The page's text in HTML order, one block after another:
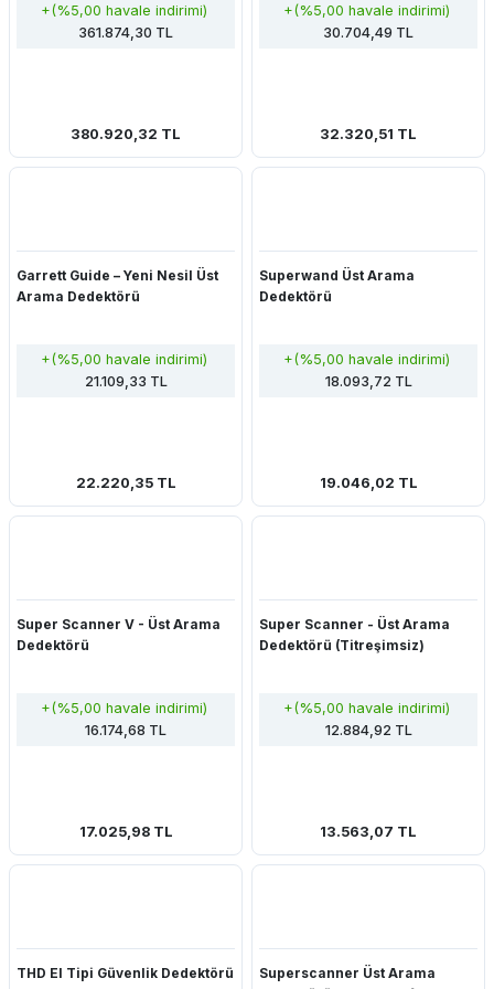
Not:Dedektormerkezi.com'da tüm Güvenlik Teknolojileri,
Kurumsal Güvenlik, Kapı Tipi Metal Dedektörleri, Üst Arama
0542 288 3030WhatsApp hattımızdan bizimle iletişime
geçebilirsiniz.
+(%5,00 havale indirimi)
361.874,30 TL
380.920,32 TL
+(%5,00 havale indirimi)
30.704,49 TL
32.320,51 TL
Garrett Guide – Yeni Nesil Üst
Arama Dedektörü
+(%5,00 havale indirimi)
21.109,33 TL
22.220,35 TL
Superwand Üst Arama
Dedektörü
+(%5,00 havale indirimi)
18.093,72 TL
19.046,02 TL
Super Scanner V - Üst Arama
Dedektörü
+(%5,00 havale indirimi)
16.174,68 TL
17.025,98 TL
Super Scanner - Üst Arama
Dedektörü (Titreşimsiz)
+(%5,00 havale indirimi)
12.884,92 TL
13.563,07 TL
THD El Tipi Güvenlik Dedektörü
Superscanner Üst Arama